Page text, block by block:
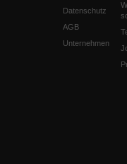
Datenschutz
AGB
Unternehmen